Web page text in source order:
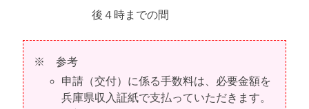
後４時までの間
※ 参考
申請（交付）に係る手数料は、必要金額を
兵庫県収入証紙で支払っていただきます。